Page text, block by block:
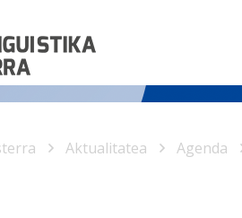
Aktualitatea Agenda